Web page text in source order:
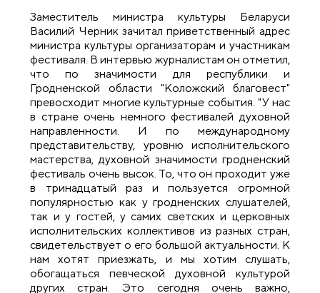
Заместитель министра культуры Беларуси
Василий Черник зачитал приветственный адрес
министра культуры организаторам и участникам
фестиваля. В интервью журналистам он отметил,
что по значимости для республики и
Гродненской области "Коложский благовест"
превосходит многие культурные события. "У нас
в стране очень немного фестивалей духовной
направленности. И по международному
представительству, уровню исполнительского
мастерства, духовной значимости гродненский
фестиваль очень высок. То, что он проходит уже
в тринадцатый раз и пользуется огромной
популярностью как у гродненских слушателей,
так и у гостей, у самих светских и церковных
исполнительских коллективов из разных стран,
свидетельствует о его большой актуальности. К
нам хотят приезжать, и мы хотим слушать,
обогащаться певческой духовной культурой
других стран. Это сегодня очень важно,